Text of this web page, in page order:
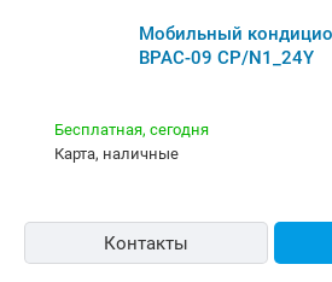
Мобильный
BPAC-09 CP/N1_24Y
Бесплатная, сегодня
карта, наличные
Контакты